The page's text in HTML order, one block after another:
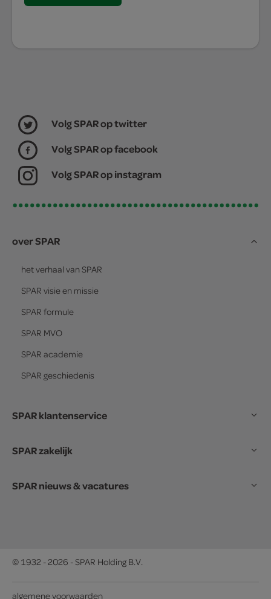
Volg SPAR op twitter
Volg SPAR op facebook
Volg SPAR op instagram
over SPAR
het verhaal van SPAR
SPAR visie en missie
SPAR formule
SPAR MVO
SPAR academie
SPAR geschiedenis
SPAR klantenservice
SPAR zakelijk
SPAR nieuws & vacatures
© 1932 - 2026 - SPAR Holding B.V.
algemene voorwaarden